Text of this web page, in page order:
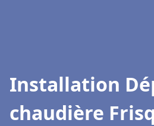
Installation
chaudière